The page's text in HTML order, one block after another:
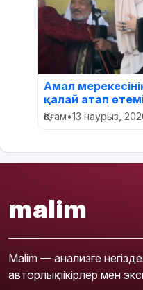
Амал
қалай атап
Қоғам•13 наурыз,
malim
Malim — анализге
авторлық пікірлер мен